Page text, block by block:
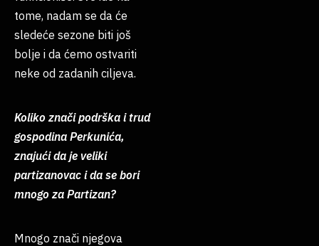
tome, nadam se da će
sledeće sezone biti još
bolje i da ćemo ostvariti
neke od zadanih ciljeva.
Koliko znači podrška i trud
gospodina Perkunića,
znajući da je veliki
partizanovac i da se bori
mnogo za Partizan?
Mnogo znači njegova